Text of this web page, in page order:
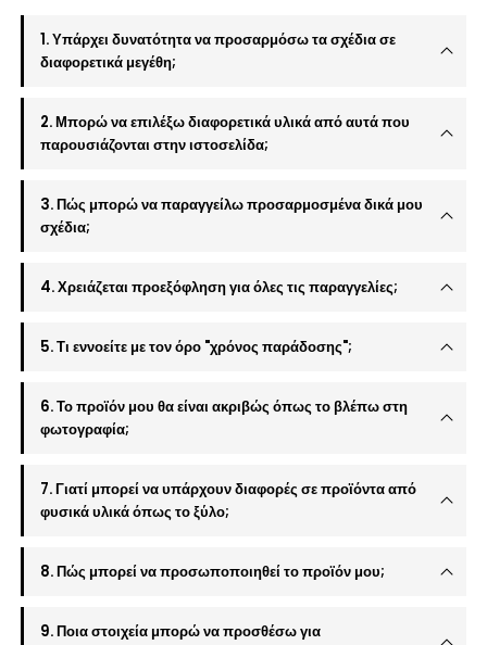
1. Υπάρχει δυνατότητα να προσαρμόσω τα σχέδια σε
διαφορετικά μεγέθη;
2. Μπορώ να επιλέξω διαφορετικά υλικά από αυτά που
παρουσιάζονται στην ιστοσελίδα;
3. Πώς μπορώ να παραγγείλω προσαρμοσμένα δικά μου
σχέδια;
4. Χρειάζεται προεξόφληση για όλες τις παραγγελίες;
5. Τι εννοείτε με τον όρο "χρόνος παράδοσης";
6. Το προϊόν μου θα είναι ακριβώς όπως το βλέπω στη
φωτογραφία;
7. Γιατί μπορεί να υπάρχουν διαφορές σε προϊόντα από
φυσικά υλικά όπως το ξύλο;
8. Πώς μπορεί να προσωποποιηθεί το προϊόν μου;
9. Ποια στοιχεία μπορώ να προσθέσω για